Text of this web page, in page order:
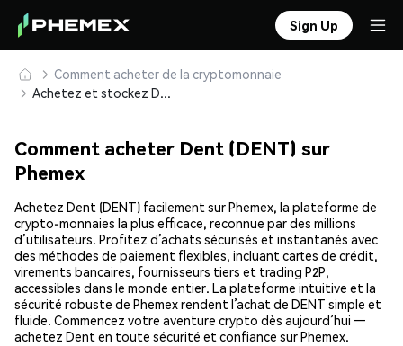
Sign Up
Comment acheter de la cryptomonnaie
Achetez et stockez Dent (DENT) en toute sécurité
Comment acheter Dent (DENT) sur
Phemex
Achetez Dent (DENT) facilement sur Phemex, la plateforme de
crypto-monnaies la plus efficace, reconnue par des millions
d’utilisateurs. Profitez d’achats sécurisés et instantanés avec
des méthodes de paiement flexibles, incluant cartes de crédit,
virements bancaires, fournisseurs tiers et trading P2P,
accessibles dans le monde entier. La plateforme intuitive et la
sécurité robuste de Phemex rendent l’achat de DENT simple et
fluide. Commencez votre aventure crypto dès aujourd’hui —
achetez Dent en toute sécurité et confiance sur Phemex.